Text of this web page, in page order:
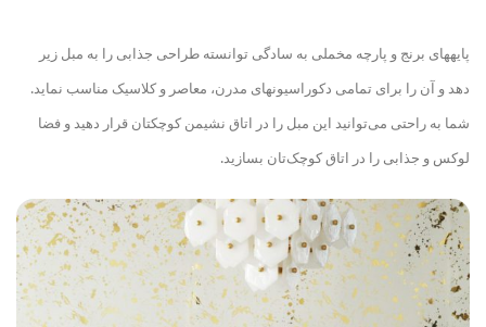
پایههای برنج و پارچه مخملی به سادگی توانسته طراحی جذابی را به مبل زیر
دهد و آن را برای تمامی دکوراسیونهای مدرن، معاصر و کلاسیک مناسب نماید.
شما به راحتی می‌توانید این مبل را در اتاق نشیمن کوچکتان قرار دهید و فضا
لوکس و جذابی را در اتاق کوچک‌تان بسازید.